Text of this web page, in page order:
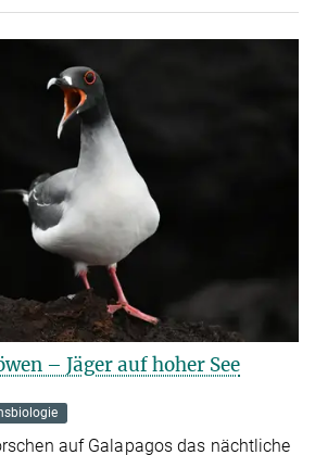
– Jäger auf hoher See
auf Galapagos das nächtliche